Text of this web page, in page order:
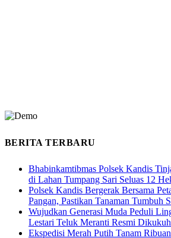
BERITA TERBARU
Bhabinkamtibmas Polsek Kandis
di Lahan Tumpang Sari Seluas 12
Polsek Kandis Bergerak Bersama
Pangan, Pastikan Tanaman Tumbuh
Wujudkan Generasi Muda Peduli
Lestari Teluk Meranti Resmi
Ekspedisi Merah Putih Tanam